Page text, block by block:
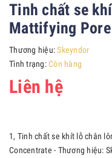
Tinh chất se
Mattifying
Thương hiệu:Skeyndor
Tình trạng:Còn hàng
Liên hệ
1, Tinh chất se khít lỗ chân
Concentrate - Thương hiệu: